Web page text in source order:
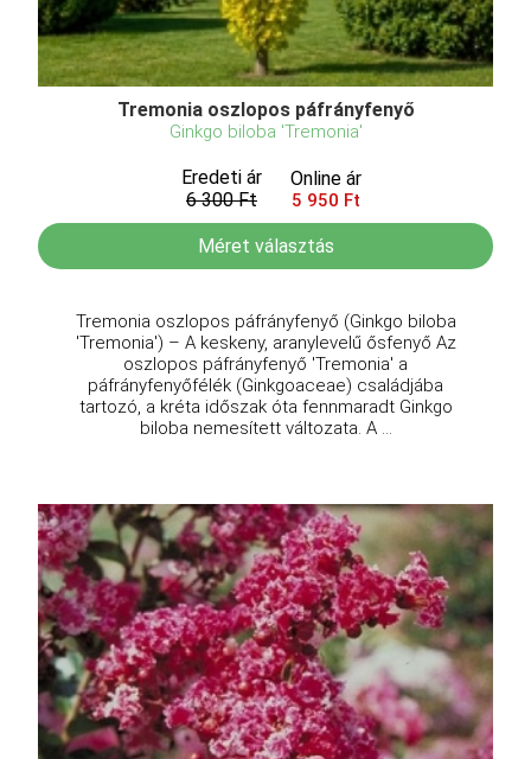
Tremonia oszlopos páfrányfenyő
Ginkgo biloba 'Tremonia'
Eredeti ár
6 300 Ft
Online ár
5 950 Ft
Méret választás
Tremonia oszlopos páfrányfenyő (Ginkgo biloba
'Tremonia') – A keskeny, aranylevelű ősfenyő Az
oszlopos páfrányfenyő 'Tremonia' a
páfrányfenyőfélék (Ginkgoaceae) családjába
tartozó, a kréta időszak óta fennmaradt Ginkgo
biloba nemesített változata. A ...